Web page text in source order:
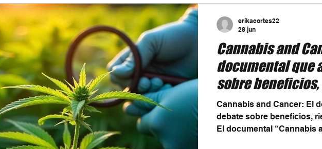
más recientes es la prese
Cannabis and
documental que
sobre
evidencia
Cannabis and Cancer: El
debate sobre beneficios,
El documental “Cannabis
erikacortes22
28 jun